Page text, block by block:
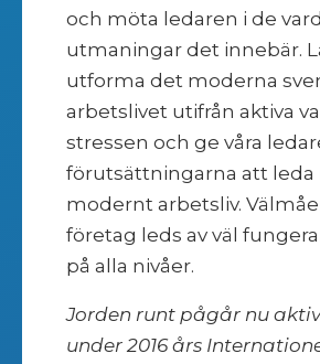
och möta ledaren i de
utmaningar det innebär.
utforma det moderna
arbetslivet utifrån aktiva
stressen och ge våra
förutsättningarna att leda
modernt arbetsliv.
företag leds av väl
på alla nivåer.
Jorden runt pågår nu
under 2016 års